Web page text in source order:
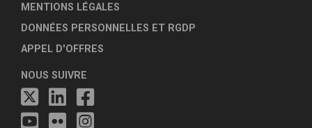
MENTIONS LÉGALES
DONNÉES PERSONNELLES ET RGDP
APPEL D'OFFRES
NOUS SUIVRE